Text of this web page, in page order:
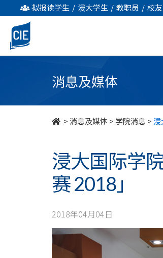
浸
大
国
拟报读学生 / 浸大学生 / 教职员 / 校友
消息及媒体
>消息及媒体 >学院消息 >
浸大国际学
赛 2018」
2018年04月04日